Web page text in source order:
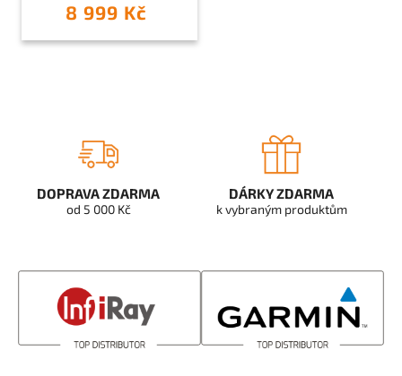
8 999 Kč
DOPRAVA ZDARMA
od 5 000 Kč
DÁRKY ZDARMA
k vybraným produktům